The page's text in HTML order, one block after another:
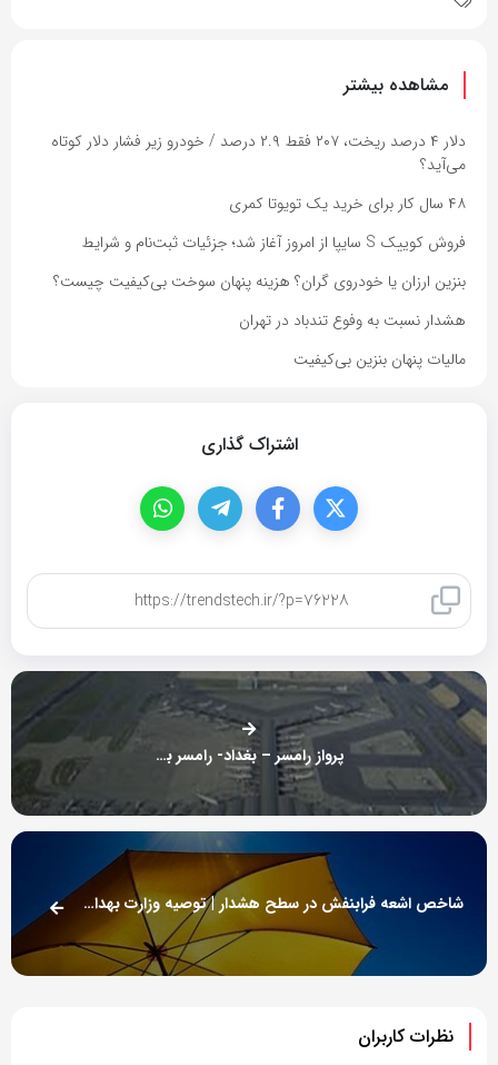
مشاهده بیشتر
دلار ۴ درصد ریخت، ۲۰۷ فقط ۲.۹ درصد / خودرو زیر فشار دلار کوتاه
می‌آید؟
۴۸ سال کار برای خرید یک تویوتا کمری
فروش کوییک S سایپا از امروز آغاز شد؛ جزئیات ثبت‌نام و شرایط
بنزین ارزان یا خودروی گران؟ هزینه پنهان سوخت بی‌کیفیت چیست؟
هشدار نسبت به وفوع تندباد در تهران
مالیات پنهان بنزین بی‌کیفیت
اشتراک گذاری
پرواز رامسر – بغداد- رامسر برقرار شد
شاخص اشعه فرابنفش در سطح هشدار | توصیه وزارت بهداشت برای پیشگیری از سرطان پوست
نظرات کاربران